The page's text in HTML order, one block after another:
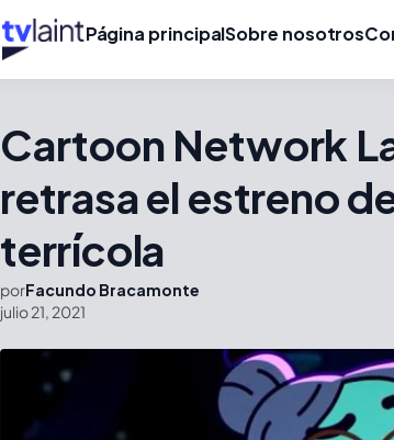
Página principalSobre nosotros
Cartoon Network
retrasa el estreno
terrícola
porFacundo Bracamonte
julio 21, 2021